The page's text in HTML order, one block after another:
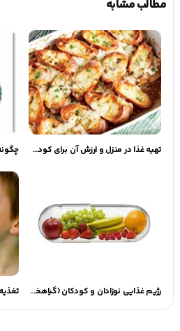
مطالب مشابه
تهیه غذا در منزل و ارزش آن برای کودک بخش دوم | گهوارک
رژیم غذایی نوزادان و کودکان (گیاهخوار)